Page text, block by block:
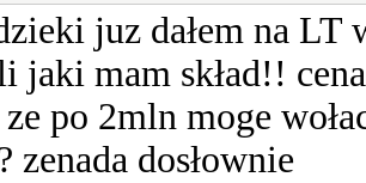
juz dałem na LT
jaki mam skład!!
po 2mln moge
zenada dosłownie